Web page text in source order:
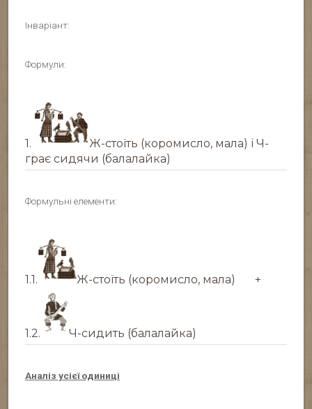
Інваріант:
Формули:
1.
Ж-стоїть (коромисло, мала) і Ч-
грає сидячи (балалайка)
Формульні елементи:
1.1. Ж-стоїть (коромисло, мала) +
1.2. Ч-сидить (балалайка)
Аналіз усієї одиниці